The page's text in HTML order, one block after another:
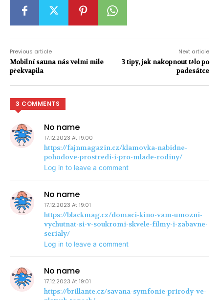
Previous article
Mobilní sauna nás velmi mile
překvapila
Next article
3 tipy, jak nakopnout tělo po
padesátce
3 COMMENTS
No name
17.12.2023 At 19:00
https://fajnmagazin.cz/klamovka-nabidne-
pohodove-prostredi-i-pro-mlade-rodiny/
Log in to leave a comment
No name
17.12.2023 At 19:01
https://blackmag.cz/domaci-kino-vam-umozni-
vychutnat-si-v-soukromi-skvele-filmy-i-zabavne-
serialy/
Log in to leave a comment
No name
17.12.2023 At 19:01
https://brillante.cz/savana-symfonie-prirody-ve-